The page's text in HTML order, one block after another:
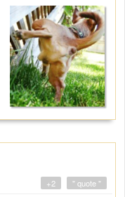
" quote "
+2